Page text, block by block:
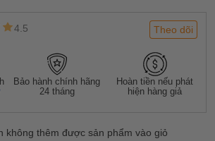
4.5 Theo dõi
Bảo hành chính hãng
24 tháng
Hoàn tiền nếu phát
hiện hàng giả
không thêm được sản phẩm vào giỏ